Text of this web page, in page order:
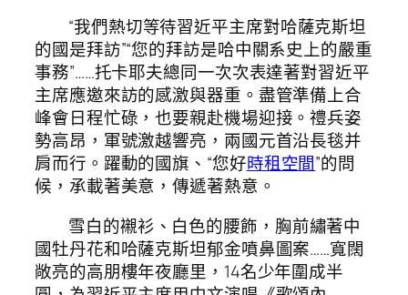
“我們熱切等待習近平主席對哈薩克斯坦
的國是拜訪”“您的拜訪是哈中關系史上的嚴重
事務”……托卡耶夫總同一次次表達著對習近平
主席應邀來訪的感激與器重。盡管準備上合
峰會日程忙碌，也要親赴機場迎接。禮兵姿
勢高昂，軍號激越響亮，兩國元首沿長毯并
肩而行。躍動的國旗、“您好時租空間”的問
候，承載著美意，傳遞著熱意。
雪白的襯衫、白色的腰飾，胸前繡著中
國牡丹花和哈薩克斯坦郁金噴鼻圖案……寬闊
敞亮的高朋樓年夜廳里，14名少年圍成半